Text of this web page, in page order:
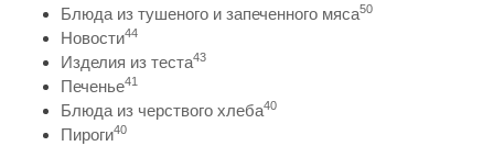
Блюда из тушеного и запеченного мяса50
Новости44
Изделия из теста43
Печенье41
Блюда из черствого хлеба40
Пироги40